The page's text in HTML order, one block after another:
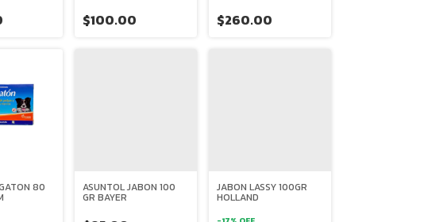
$100.00 $260.00
80 ASUNTOL JABON 100
GR BAYER
JABON LASSY 100GR
HOLLAND